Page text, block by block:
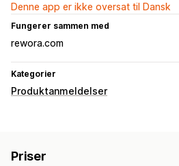
Denne app er ikke oversat til Dansk
Fungerer sammen med
rewora.com
Kategorier
Produktanmeldelser
Gitterlayout
Priser